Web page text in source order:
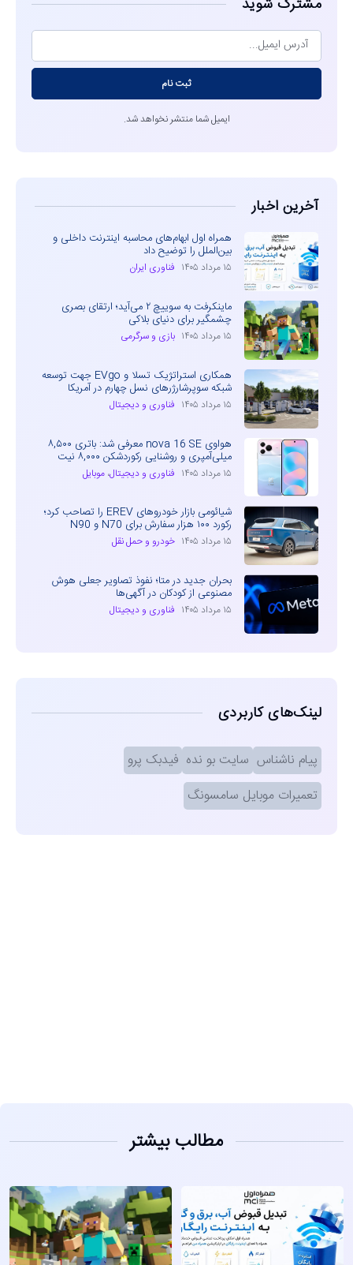
ثبت نام
ایمیل شما منتشر نخواهد شد.
آخرین اخبار
همراه اول ابهام‌های محاسبه اینترنت داخلی و
بین‌الملل را توضیح داد
۱۵ مرداد ۱۴۰۵ فناوری ایران
ماینکرفت به سوییچ ۲ می‌آید؛ ارتقای بصری
چشمگیر برای دنیای بلاکی
۱۵ مرداد ۱۴۰۵ بازی و سرگرمی
همکاری استراتژیک تسلا و EVgo جهت توسعه
شبکه سوپرشارژرهای نسل چهارم در آمریکا
۱۵ مرداد ۱۴۰۵ فناوری و دیجیتال
هواوی nova 16 SE معرفی شد: باتری ۸,۵۰۰
میلی‌آمپری و روشنایی رکوردشکن ۸,۰۰۰ نیت
۱۵ مرداد ۱۴۰۵ فناوری و دیجیتال، موبایل
شیائومی بازار خودروهای EREV را تصاحب کرد؛
رکورد ۱۰۰ هزار سفارش برای N70 و N90
۱۵ مرداد ۱۴۰۵ خودرو و حمل نقل
بحران جدید در متا؛ نفوذ تصاویر جعلی هوش
مصنوعی از کودکان در آگهی‌ها
۱۵ مرداد ۱۴۰۵ فناوری و دیجیتال
لینک‌های کاربردی
پیام ناشناس سایت بو نده فیدبک پرو
تعمیرات موبایل سامسونگ
مطالب بیشتر